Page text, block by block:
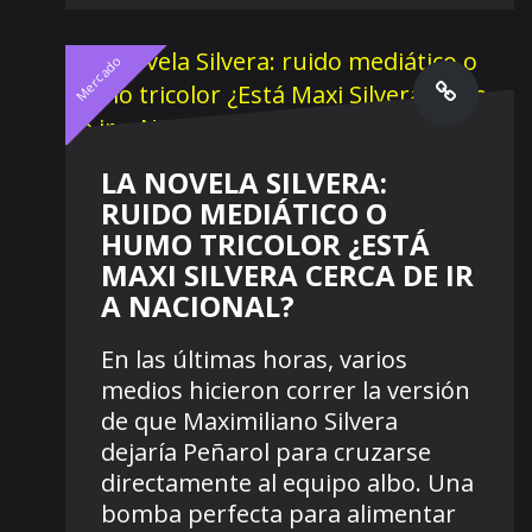
Mercado
LA NOVELA SILVERA:
RUIDO MEDIÁTICO O
HUMO TRICOLOR ¿ESTÁ
MAXI SILVERA CERCA DE IR
A NACIONAL?
En las últimas horas, varios
medios hicieron correr la versión
de que Maximiliano Silvera
dejaría Peñarol para cruzarse
directamente al equipo albo. Una
bomba perfecta para alimentar